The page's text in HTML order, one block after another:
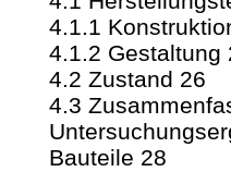
4.1.1
4.1.2 Gestaltung
4.2 Zustand 26
4.3
Bauteile 28